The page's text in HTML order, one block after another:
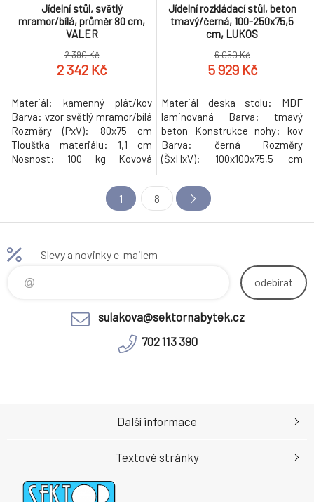
Jídelní stůl, světlý
mramor/bílá, průměr 80 cm,
VALER
2 390 Kč
2 342 Kč
Materiál: kamenný plát/kov
Barva: vzor světlý mramor/bílá
Rozměry (PxV): 80x75 cm
Tloušťka materiálu: 1,1 cm
Nosnost: 100 kg Kovová
cm Moderní design Kulatý tvar
Dodáváno v demontu
Jídelní rozkládací stůl, beton
tmavý/černá, 100-250x75,5
cm, LUKOS
6 050 Kč
5 929 Kč
Materiál deska stolu: MDF
laminovaná Barva: tmavý
beton Konstrukce nohy: kov
Barva: černá Rozměry
(ŠxHxV): 100x100x75,5 cm
desky: 3,6 cm Tloušťka
materiálu desek při rozkladu 1,8
cm Kulatý Praktický Rozkládací
dvěma deskami: 200 cm
1 8
Slevy a novinky e-mailem
odebírat
sulakova@sektornabytek.cz
702 113 390
Další informace
Textové stránky